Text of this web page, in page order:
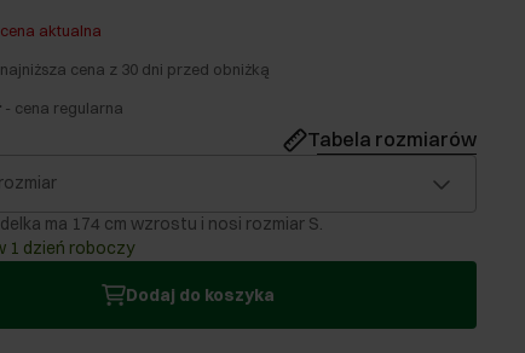
cena aktualna
najniższa cena z 30 dni przed obniżką
- cena regularna
Tabela rozmiarów
ma 174 cm wzrostu i nosi rozmiar S.
1 dzień roboczy
Dodaj do koszyka